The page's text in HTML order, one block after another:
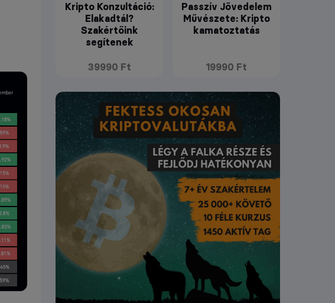
Kripto Konzultáció:
Elakadtál?
Szakértőink
segítenek
39990 Ft
Passzív Jövedelem
Művészete: Kripto
kamatoztatás
19990 Ft